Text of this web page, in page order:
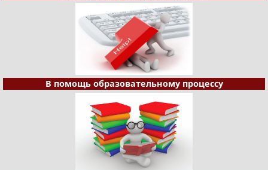
В помощь образовательному процессу